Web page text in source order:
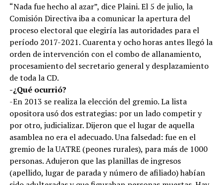
“Nada fue hecho al azar”, dice Plaini. El 5 de julio, la
Comisión Directiva iba a comunicar la apertura del
proceso electoral que elegiría las autoridades para el
período 2017-2021. Cuarenta y ocho horas antes llegó la
orden de intervención con el combo de allanamiento,
procesamiento del secretario general y desplazamiento
de toda la CD.
-¿Qué ocurrió?
-En 2013 se realiza la elección del gremio. La lista
opositora usó dos estrategias: por un lado competir y
por otro, judicializar. Dijeron que el lugar de aquella
asamblea no era el adecuado. Una falsedad: fue en el
gremio de la UATRE (peones rurales), para más de 1000
personas. Adujeron que las planillas de ingresos
(apellido, lugar de parada y número de afiliado) habían